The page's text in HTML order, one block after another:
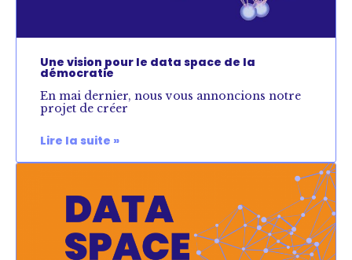
Une vision pour le data space de la
démocratie
En mai dernier, nous vous annoncions notre
projet de créer
Lire la suite »